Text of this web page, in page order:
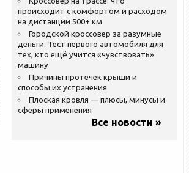
происходит с комфортом и расходом
на дистанции 500+ км
Городской кроссовер за разумные
деньги. Тест первого автомобиля для
тех, кто ещё учится «чувствовать»
машину
Причины протечек крыши и
способы их устранения
Плоская кровля — плюсы, минусы и
сферы применения
Все новости »